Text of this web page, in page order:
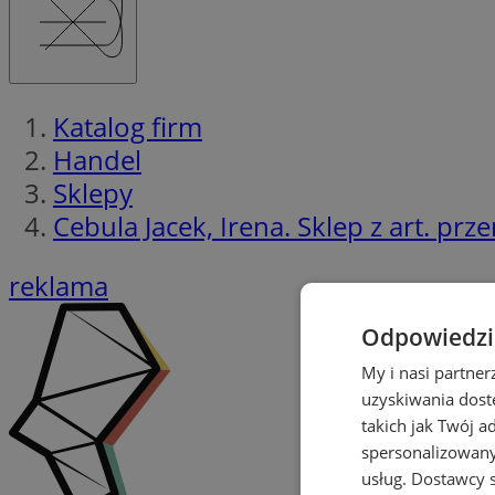
Katalog firm
Handel
Sklepy
Cebula Jacek, Irena. Sklep z art.
reklama
My i nasi
uzyskiwania
takich jak Twój
usług. Dostawcy